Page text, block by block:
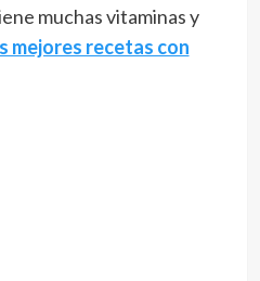
muchas vitaminas y
mejores recetas con